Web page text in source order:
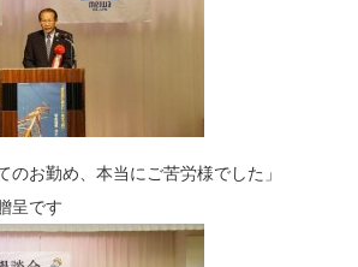
のお勤め、本当にご苦労様でした」
呈です